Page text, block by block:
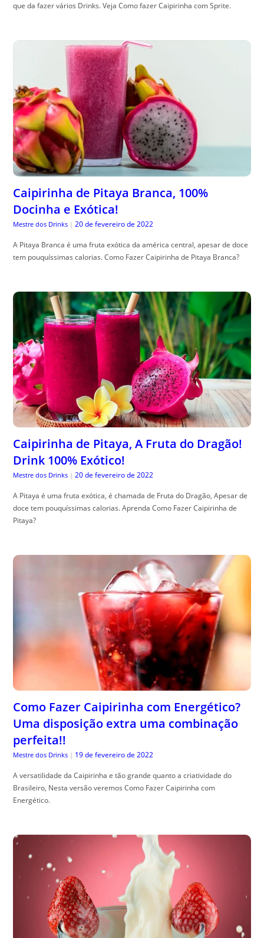
que da fazer vários Drinks. Veja Como fazer Caipirinha com Sprite.
Caipirinha de Pitaya Branca, 100%
Docinha e Exótica!
Mestre dos Drinks | 20 de fevereiro de 2022
A Pitaya Branca é uma fruta exótica da américa central, apesar de doce
tem pouquíssimas calorias. Como Fazer Caipirinha de Pitaya Branca?
Caipirinha de Pitaya, A Fruta do Dragão!
Drink 100% Exótico!
Mestre dos Drinks | 20 de fevereiro de 2022
A Pitaya é uma fruta exótica, é chamada de Fruta do Dragão, Apesar de
doce tem pouquíssimas calorias. Aprenda Como Fazer Caipirinha de
Pitaya?
Como Fazer Caipirinha com Energético?
Uma disposição extra uma combinação
perfeita!!
Mestre dos Drinks | 19 de fevereiro de 2022
A versatilidade da Caipirinha e tão grande quanto a criatividade do
Brasileiro, Nesta versão veremos Como Fazer Caipirinha com
Energético.